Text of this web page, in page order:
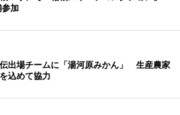
加
出場チームに「湯河原みかん」 生産農家
込めて協力